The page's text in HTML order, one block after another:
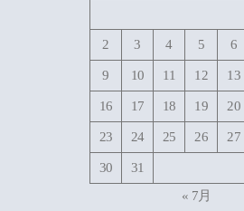
2 3 4 5 6
9 10 11 12 13
16 17 18 19 20
23 24 25 26 27
30
31
« 7月